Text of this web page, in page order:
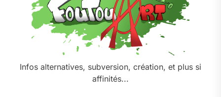
Infos alternatives, subversion, création, et plus si
affinités...